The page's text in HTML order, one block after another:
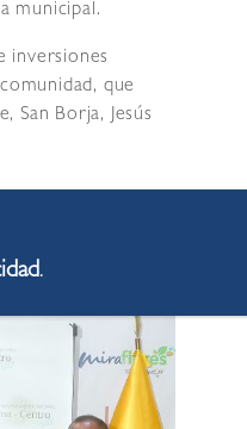
municipal.
inversiones
que
San Borja, Jesús
.